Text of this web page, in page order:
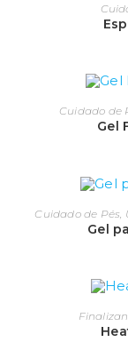
Cuidado de
Gel
Cuidado de Pés,
Gel